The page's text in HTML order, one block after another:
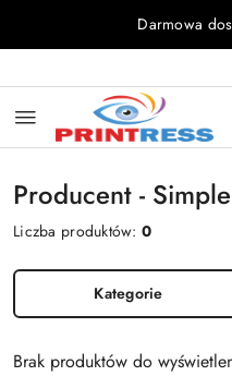
Przejdź do treści
Przejdź do
Przejdź do moje
Przejdź do menu
Przejdź do stopki
Darmowa
Producent - Simple
Liczba produktów:0
Kategorie
Brak produktów do